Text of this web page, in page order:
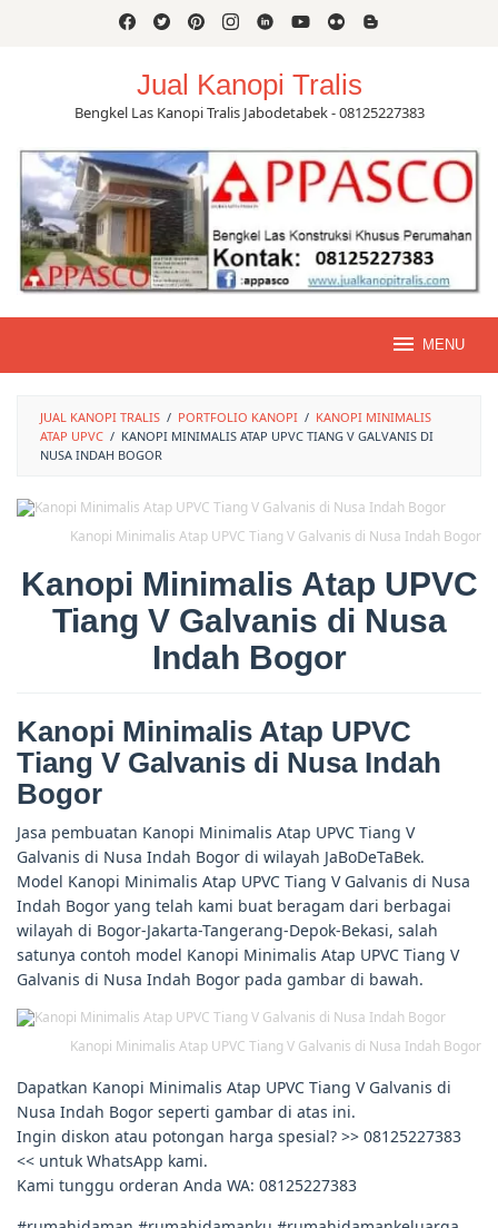
Jual Kanopi Tralis
Bengkel Las Kanopi Tralis Jabodetabek - 08125227383
MENU
JUAL KANOPI TRALIS / PORTFOLIO KANOPI / KANOPI MINIMALIS
ATAP UPVC / KANOPI MINIMALIS ATAP UPVC TIANG V GALVANIS DI
NUSA INDAH BOGOR
Kanopi Minimalis Atap UPVC Tiang V Galvanis di Nusa Indah Bogor
Kanopi Minimalis Atap UPVC
Tiang V Galvanis di Nusa
Indah Bogor
Kanopi Minimalis Atap UPVC
Tiang V Galvanis di Nusa Indah
Bogor
Jasa pembuatan Kanopi Minimalis Atap UPVC Tiang V
Galvanis di Nusa Indah Bogor di wilayah JaBoDeTaBek.
Model Kanopi Minimalis Atap UPVC Tiang V Galvanis di Nusa
Indah Bogor yang telah kami buat beragam dari berbagai
wilayah di Bogor-Jakarta-Tangerang-Depok-Bekasi, salah
satunya contoh model Kanopi Minimalis Atap UPVC Tiang V
Galvanis di Nusa Indah Bogor pada gambar di bawah.
Kanopi Minimalis Atap UPVC Tiang V Galvanis di Nusa Indah Bogor
Dapatkan Kanopi Minimalis Atap UPVC Tiang V Galvanis di
Nusa Indah Bogor seperti gambar di atas ini.
Ingin diskon atau potongan harga spesial? >> 08125227383
<< untuk WhatsApp kami.
Kami tunggu orderan Anda WA: 08125227383